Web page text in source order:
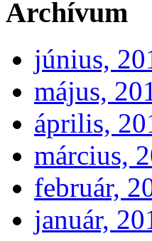
Archívum
június,
május,
április,
március,
február,
január,